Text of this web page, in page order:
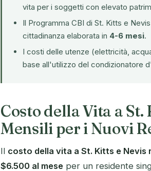
vita per i soggetti con elevato
Il Programma CBI di St. Kitts e Nevis
cittadinanza elaborata in 4-6 mesi.
I costi delle utenze (elettricità,
base all'utilizzo del condizionatore
Costo della Vita a St.
Mensili per i Nuovi
Il costo della vita a St. Kitts e Nevis
$6.500 al mese per un residente